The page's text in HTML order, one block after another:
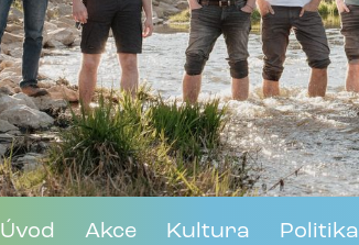
Úvod Akce Kultura Politika